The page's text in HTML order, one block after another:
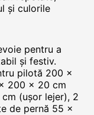
și culorile
pentru a
și festiv.
pilotă 200 ×
200 × 20 cm
(ușor lejer), 2
de pernă 55 ×